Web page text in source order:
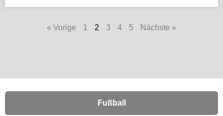
« Vorige 1 2 3 4 5 Nächste »
Fußball